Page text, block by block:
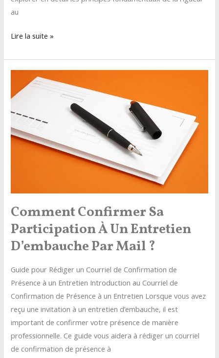
au
Rigueur
le
nos
astuces
pour
être
Lire la suite »
Comment Confirmer Sa
Participation À Un Entretien
D’embauche Par Mail ?
Guide pour Rédiger un Courriel de Confirmation de
Présence à un Entretien Introduction au Courriel de
Confirmation de Présence à un Entretien Lorsque vous avez
reçu une invitation à un entretien d’embauche, il est
important de confirmer votre présence de manière
professionnelle. Ce guide vous aidera à rédiger un courriel
de confirmation de présence à